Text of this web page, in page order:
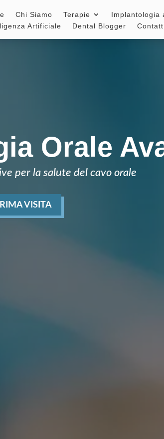
Chi Siamo Terapie Implantologia
Artificiale
Dental Blogger
Orale
per la salute del cavo orale
VISITA